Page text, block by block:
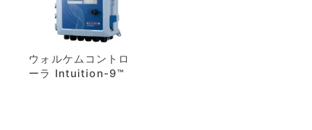
ウォルケムコントロ
ーラ Intuition-9™